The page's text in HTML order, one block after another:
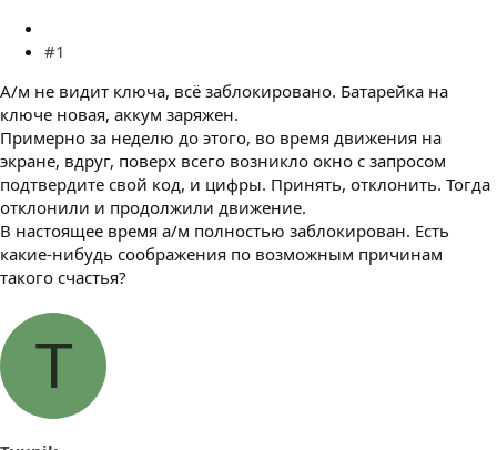
#1
А/м не видит ключа, всё заблокировано. Батарейка на
ключе новая, аккум заряжен.
Примерно за неделю до этого, во время движения на
экране, вдруг, поверх всего возникло окно с запросом
подтвердите свой код, и цифры. Принять, отклонить. Тогда
отклонили и продолжили движение.
В настоящее время а/м полностью заблокирован. Есть
какие-нибудь соображения по возможным причинам
такого счастья?
T